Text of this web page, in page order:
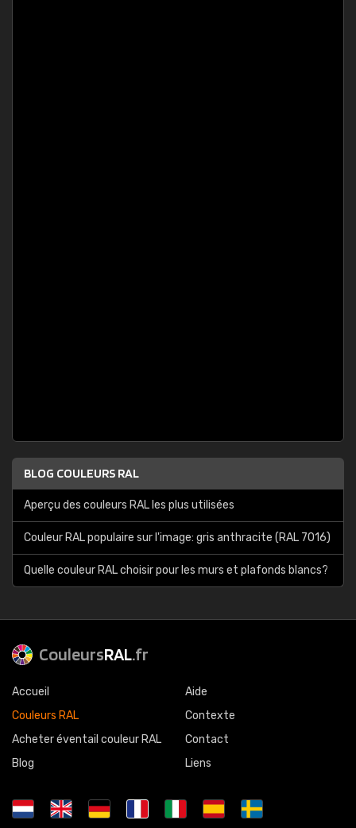
BLOG COULEURS RAL
Aperçu des couleurs RAL les plus utilisées
Couleur RAL populaire sur l'image: gris anthracite (RAL 7016)
Quelle couleur RAL choisir pour les murs et plafonds blancs?
CouleursRAL.fr
Accueil
Couleurs RAL
Acheter éventail couleur RAL
Blog
Aide
Contexte
Contact
Liens